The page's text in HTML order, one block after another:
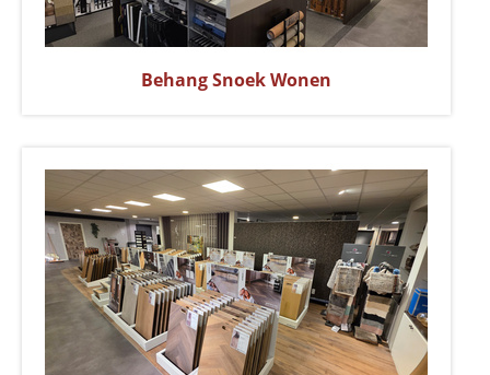
Behang Snoek Wonen